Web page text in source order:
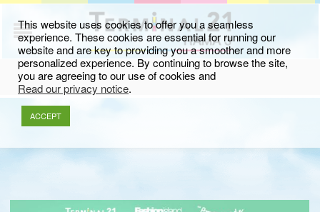
This website uses cookies to offer you a seamless
experience. These cookies are essential for running our
website and are key to providing you a smoother and more
personalized experience. By continuing to browse the site,
you are agreeing to our use of cookies and
Read our privacy notice.
ACCEPT